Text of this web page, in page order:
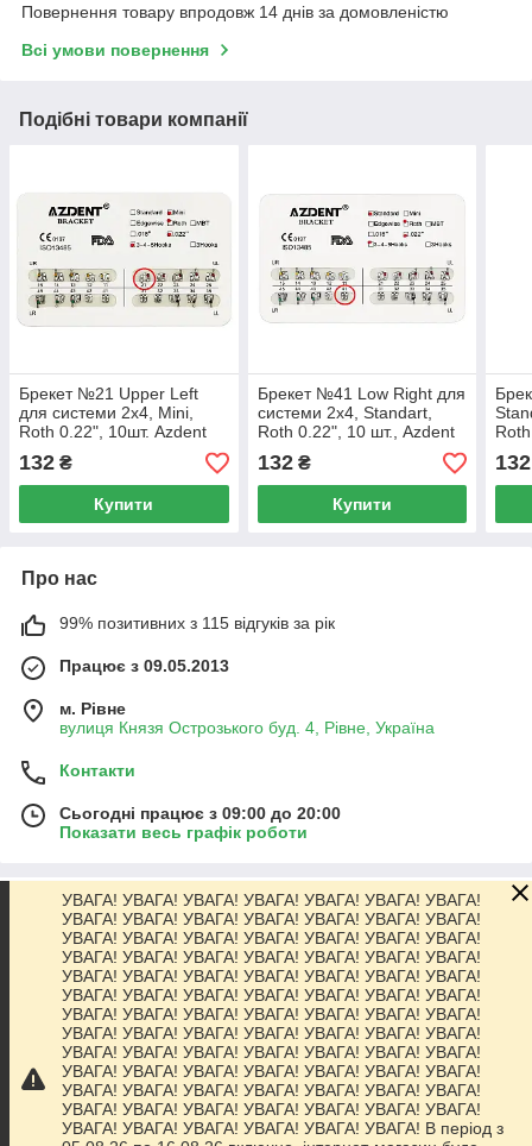
Повернення товару впродовж 14 днів за домовленістю
Всі умови повернення
Подібні товари компанії
Брекет №21 Upper Left
для системи 2х4, Mini,
Roth 0.22", 10шт. Azdent
132 ₴
Купити
Брекет №41 Low Right для
системи 2х4, Standart,
Roth 0.22", 10 шт., Azdent
132₴
Купити
132
Про нас
99% позитивних з 115 відгуків за рік
Працює з 09.05.2013
м. Рівне
вулиця Князя Острозького буд. 4, Рівне, Україна
Контакти
Сьогодні працює з 09:00 до 20:00
Показати весь графік роботи
Про нас
Контакти
Доставка та оплата
Графік роботи
Повна версія сайту
УВАГА! УВАГА! УВАГА! УВАГА! УВАГА! УВАГА! УВАГА!
УВАГА! УВАГА! УВАГА! УВАГА! УВАГА! УВАГА! УВАГА!
УВАГА! УВАГА! УВАГА! УВАГА! УВАГА! УВАГА! УВАГА!
УВАГА! УВАГА! УВАГА! УВАГА! УВАГА! УВАГА! УВАГА!
УВАГА! УВАГА! УВАГА! УВАГА! УВАГА! УВАГА! УВАГА!
УВАГА! УВАГА! УВАГА! УВАГА! УВАГА! УВАГА! УВАГА!
УВАГА! УВАГА! УВАГА! УВАГА! УВАГА! УВАГА! УВАГА!
УВАГА! УВАГА! УВАГА! УВАГА! УВАГА! УВАГА! УВАГА!
УВАГА! УВАГА! УВАГА! УВАГА! УВАГА! УВАГА! УВАГА!
УВАГА! УВАГА! УВАГА! УВАГА! УВАГА! УВАГА! УВАГА!
УВАГА! УВАГА! УВАГА! УВАГА! УВАГА! УВАГА! УВАГА!
УВАГА! УВАГА! УВАГА! УВАГА! УВАГА! УВАГА! УВАГА!
УВАГА! УВАГА! УВАГА! УВАГА! УВАГА! УВАГА! В період з